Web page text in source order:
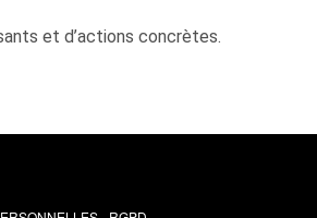
et d’actions concrètes.